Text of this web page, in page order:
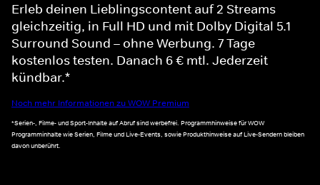
Erleb deinen Lieblingscontent auf 2 Streams
gleichzeitig, in Full HD und mit Dolby Digital 5.1
Surround Sound – ohne Werbung. 7 Tage
kostenlos testen. Danach 6 € mtl. Jederzeit
kündbar.*
Noch mehr Informationen zu WOW Premium
*Serien-, Filme- und Sport-Inhalte auf Abruf sind werbefrei. Programmhinweise für WOW
Programminhalte wie Serien, Filme und Live-Events, sowie Produkthinweise auf Live-Sendern bleiben
davon unberührt.